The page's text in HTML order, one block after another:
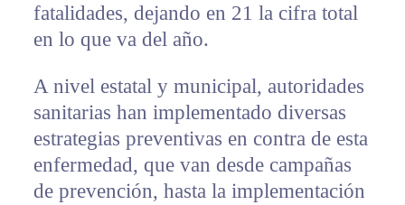
fatalidades, dejando en 21 la cifra total
en lo que va del año.
A nivel estatal y municipal, autoridades
sanitarias han implementado diversas
estrategias preventivas en contra de esta
enfermedad, que van desde campañas
de prevención, hasta la implementación